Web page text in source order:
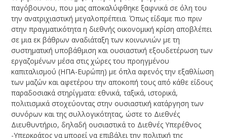
παγόβουνου, που μας αποκαλύφθηκε ξαφνικά σε όλη του
την ανατριχιαστική μεγαλοπρέπεια. Όπως είδαμε πιο πριν
στην πραγματικότητα η διεθνής οικονομική κρίση αποβλέπει
σε μια εκ βάθρων αναδιάταξη των κοινωνιών με τη
συστηματική υποβάθμιση και ουσιαστική εξουδετέρωση των
εργαζομένων μέσα στις χώρες του προηγμένου
καπιταλισμού (ΗΠΑ-Ευρώπη) με όπλα αφενός την εξαθλίωση
των μαζών και αφετέρου την αποκοπή τους από κάθε είδους
παραδοσιακά στηρίγματα: εθνικά, ταξικά, ιστορικά,
πολιτισμικά στοχεύοντας στην ουσιαστική κατάργηση των
συνόρων και της συλλογικότητας, ώστε το Διεθνές
Διευθυντήριο, δηλαδή ουσιαστικά το Διεθνές Υπερέθνος
-Υπερκράτος να μπορεί να επιβάλει την πολιτική της